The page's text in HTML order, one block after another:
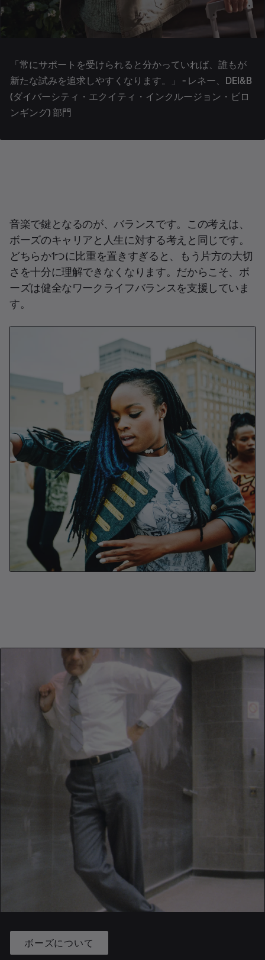
「常にサポートを受けられると分かっていれば、誰もが
新たな試みを追求しやすくなります。」 - レネー、DEI&B
(ダイバーシティ・エクイティ・インクルージョン・ビロ
ンギング) 部門
音楽で鍵となるのが、バランスです。この考えは、
ボーズのキャリアと人生に対する考えと同じです。
どちらか1つに比重を置きすぎると、もう片方の大切
さを十分に理解できなくなります。だからこそ、ボ
ーズは健全なワークライフバランスを支援していま
す。
ボーズについて